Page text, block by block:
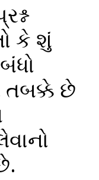
કે શું
તબક્કે છે